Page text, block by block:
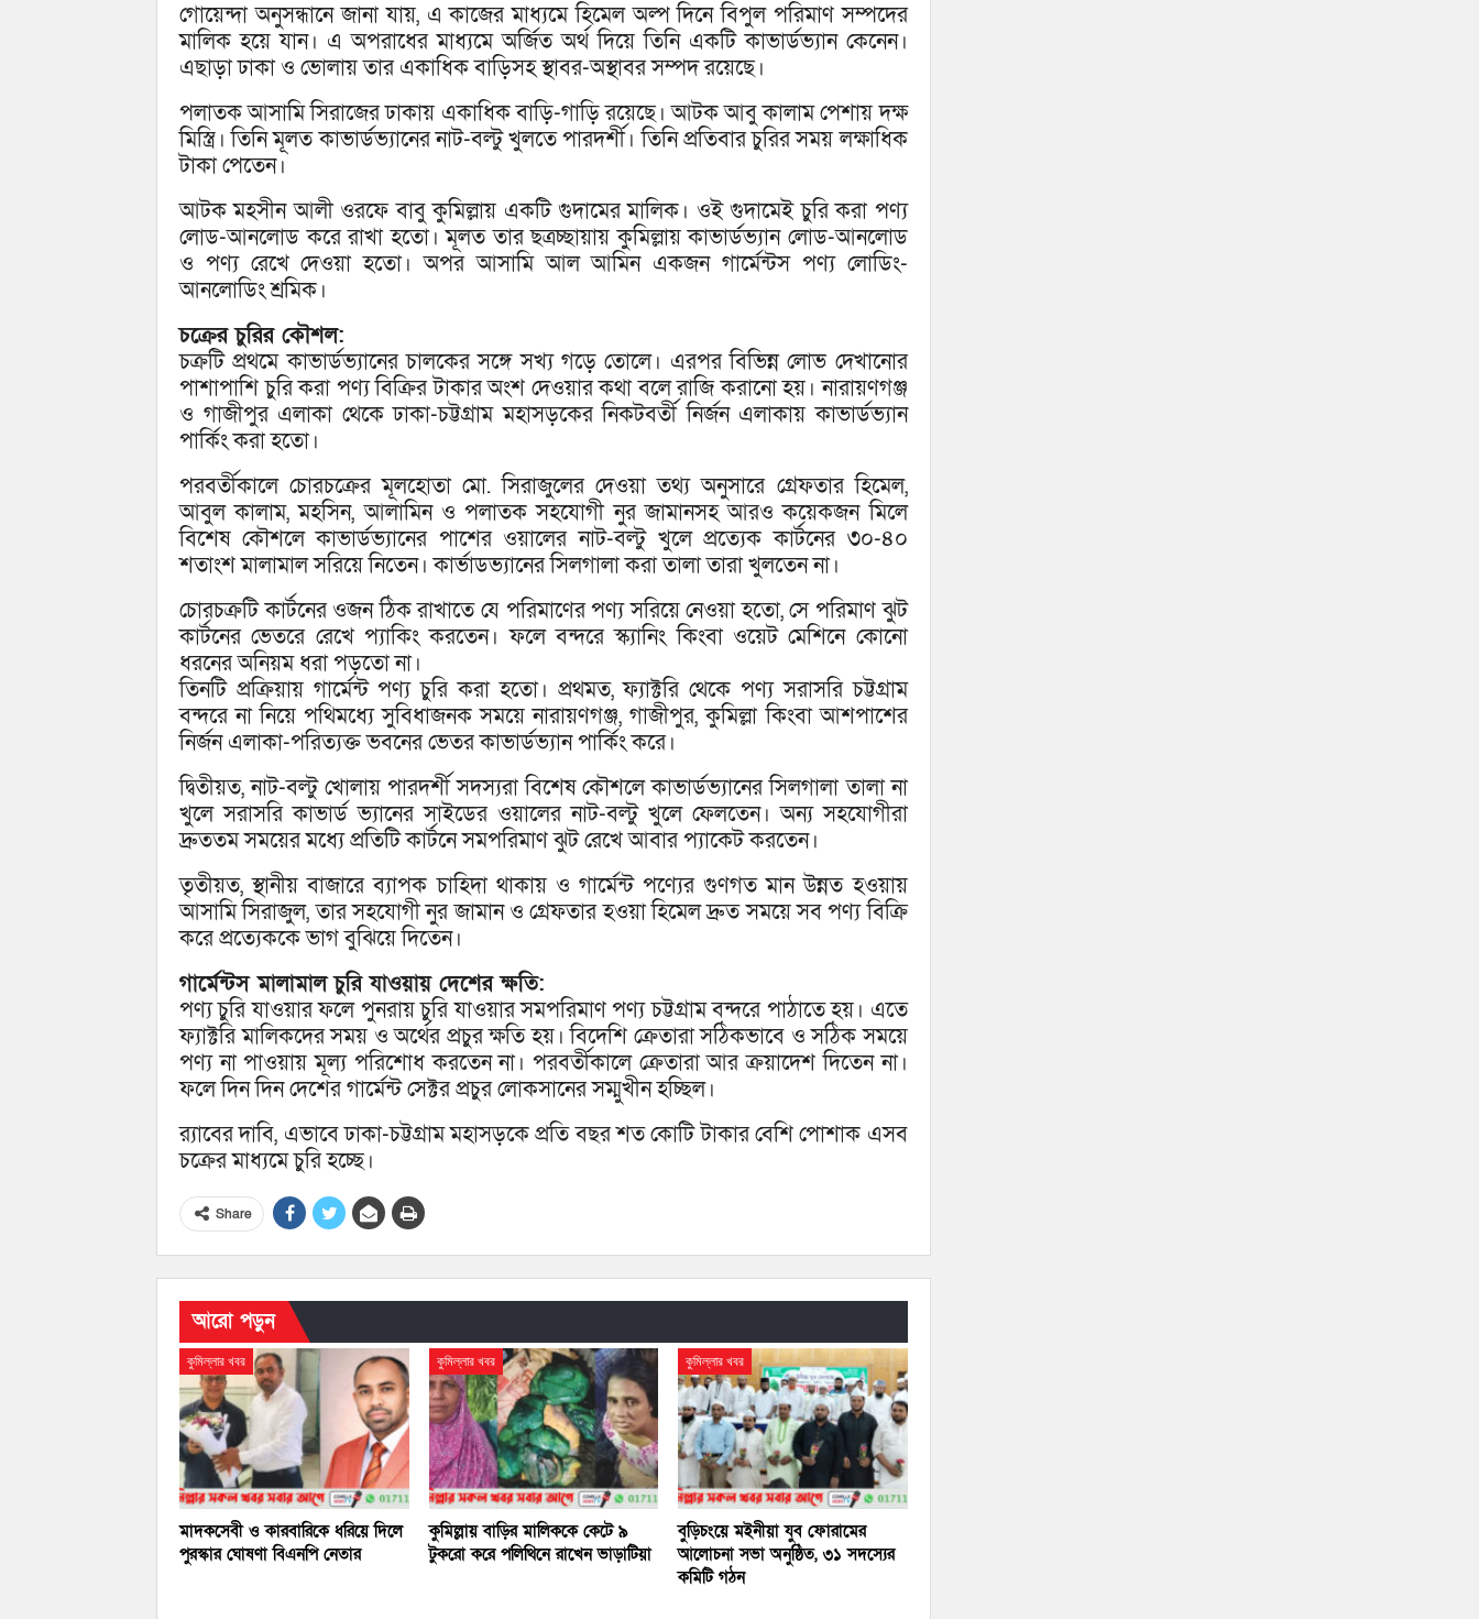
গোয়েন্দা অনুসন্ধানে জানা যায়, এ কাজের মাধ্যমে হিমেল অল্প দিনে বিপুল পরিমাণ সম্পদের
মালিক হয়ে যান। এ অপরাধের মাধ্যমে অর্জিত অর্থ দিয়ে তিনি একটি কাভার্ডভ্যান কেনেন।
এছাড়া ঢাকা ও ভোলায় তার একাধিক বাড়িসহ স্থাবর-অস্থাবর সম্পদ রয়েছে।
পলাতক আসামি সিরাজের ঢাকায় একাধিক বাড়ি-গাড়ি রয়েছে। আটক আবু কালাম পেশায় দক্ষ
মিস্ত্রি। তিনি মূলত কাভার্ডভ্যানের নাট-বল্টু খুলতে পারদর্শী। তিনি প্রতিবার চুরির সময় লক্ষাধিক
টাকা পেতেন।
আটক মহসীন আলী ওরফে বাবু কুমিল্লায় একটি গুদামের মালিক। ওই গুদামেই চুরি করা পণ্য
লোড-আনলোড করে রাখা হতো। মূলত তার ছত্রচ্ছায়ায় কুমিল্লায় কাভার্ডভ্যান লোড-আনলোড
ও পণ্য রেখে দেওয়া হতো। অপর আসামি আল আমিন একজন গার্মেন্টস পণ্য লোডিং-
আনলোডিং শ্রমিক।
চক্রের চুরির কৌশল:
চক্রটি প্রথমে কাভার্ডভ্যানের চালকের সঙ্গে সখ্য গড়ে তোলে। এরপর বিভিন্ন লোভ দেখানোর
পাশাপাশি চুরি করা পণ্য বিক্রির টাকার অংশ দেওয়ার কথা বলে রাজি করানো হয়। নারায়ণগঞ্জ
ও গাজীপুর এলাকা থেকে ঢাকা-চট্টগ্রাম মহাসড়কের নিকটবর্তী নির্জন এলাকায় কাভার্ডভ্যান
পার্কিং করা হতো।
পরবর্তীকালে চোরচক্রের মূলহোতা মো. সিরাজুলের দেওয়া তথ্য অনুসারে গ্রেফতার হিমেল,
আবুল কালাম, মহসিন, আলামিন ও পলাতক সহযোগী নুর জামানসহ আরও কয়েকজন মিলে
বিশেষ কৌশলে কাভার্ডভ্যানের পাশের ওয়ালের নাট-বল্টু খুলে প্রত্যেক কার্টনের ৩০-৪০
শতাংশ মালামাল সরিয়ে নিতেন। কার্ভাডভ্যানের সিলগালা করা তালা তারা খুলতেন না।
চোরচক্রটি কার্টনের ওজন ঠিক রাখাতে যে পরিমাণের পণ্য সরিয়ে নেওয়া হতো, সে পরিমাণ ঝুট
কার্টনের ভেতরে রেখে প্যাকিং করতেন। ফলে বন্দরে স্ক্যানিং কিংবা ওয়েট মেশিনে কোনো
ধরনের অনিয়ম ধরা পড়তো না।
তিনটি প্রক্রিয়ায় গার্মেন্ট পণ্য চুরি করা হতো। প্রথমত, ফ্যাক্টরি থেকে পণ্য সরাসরি চট্টগ্রাম
বন্দরে না নিয়ে পথিমধ্যে সুবিধাজনক সময়ে নারায়ণগঞ্জ, গাজীপুর, কুমিল্লা কিংবা আশপাশের
নির্জন এলাকা-পরিত্যক্ত ভবনের ভেতর কাভার্ডভ্যান পার্কিং করে।
দ্বিতীয়ত, নাট-বল্টু খোলায় পারদর্শী সদস্যরা বিশেষ কৌশলে কাভার্ডভ্যানের সিলগালা তালা না
খুলে সরাসরি কাভার্ড ভ্যানের সাইডের ওয়ালের নাট-বল্টু খুলে ফেলতেন। অন্য সহযোগীরা
দ্রুততম সময়ের মধ্যে প্রতিটি কার্টনে সমপরিমাণ ঝুট রেখে আবার প্যাকেট করতেন।
তৃতীয়ত, স্থানীয় বাজারে ব্যাপক চাহিদা থাকায় ও গার্মেন্ট পণ্যের গুণগত মান উন্নত হওয়ায়
আসামি সিরাজুল, তার সহযোগী নুর জামান ও গ্রেফতার হওয়া হিমেল দ্রুত সময়ে সব পণ্য বিক্রি
করে প্রত্যেককে ভাগ বুঝিয়ে দিতেন।
গার্মেন্টস মালামাল চুরি যাওয়ায় দেশের ক্ষতি:
পণ্য চুরি যাওয়ার ফলে পুনরায় চুরি যাওয়ার সমপরিমাণ পণ্য চট্টগ্রাম বন্দরে পাঠাতে হয়। এতে
ফ্যাক্টরি মালিকদের সময় ও অর্থের প্রচুর ক্ষতি হয়। বিদেশি ক্রেতারা সঠিকভাবে ও সঠিক সময়ে
পণ্য না পাওয়ায় মূল্য পরিশোধ করতেন না। পরবর্তীকালে ক্রেতারা আর ক্রয়াদেশ দিতেন না।
ফলে দিন দিন দেশের গার্মেন্ট সেক্টর প্রচুর লোকসানের সম্মুখীন হচ্ছিল।
র‌্যাবের দাবি, এভাবে ঢাকা-চট্টগ্রাম মহাসড়কে প্রতি বছর শত কোটি টাকার বেশি পোশাক এসব
চক্রের মাধ্যমে চুরি হচ্ছে।
Share
আরো পড়ুন
কুমিল্লার খবর
মাদকসেবী ও কারবারিকে ধরিয়ে দিলে
পুরস্কার ঘোষণা বিএনপি নেতার
কুমিল্লার খবর
কুমিল্লায় বাড়ির মালিককে কেটে ৯
টুকরো করে পলিথিনে রাখেন ভাড়াটিয়া
কুমিল্লার খবর
বুড়িচংয়ে মইনীয়া যুব ফোরামের
আলোচনা সভা অনুষ্ঠিত, ৩১ সদস্যের
কমিটি গঠন